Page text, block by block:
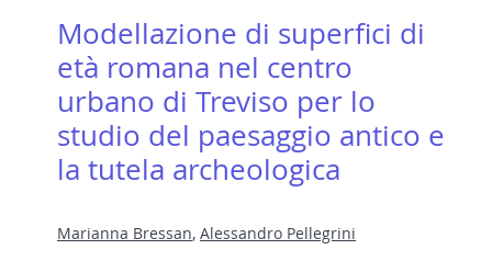
Modellazione di superfici di
età romana nel centro
urbano di Treviso per lo
studio del paesaggio antico e
la tutela archeologica
Marianna Bressan, Alessandro Pellegrini